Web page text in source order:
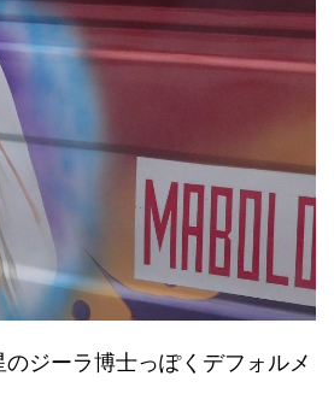
ジーラ博士っぽくデフォルメ